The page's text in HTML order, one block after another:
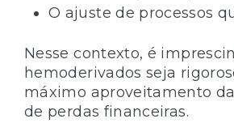
O ajuste de processos
Nesse contexto, é
hemoderivados seja
máximo aproveitamento
de perdas financeiras.